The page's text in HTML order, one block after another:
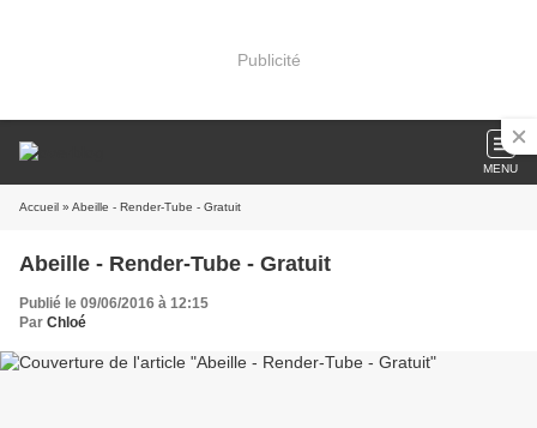
Publicité
MENU
Accueil » Abeille - Render-Tube - Gratuit
Abeille - Render-Tube - Gratuit
Publié le 09/06/2016 à 12:15
Par Chloé